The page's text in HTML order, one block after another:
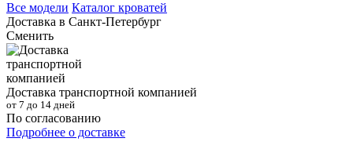
Все модели Каталог кроватей
Доставка в Санкт-Петербург
Сменить
Доставка транспортной компанией
от 7 до 14 дней
По согласованию
Подробнее о доставке